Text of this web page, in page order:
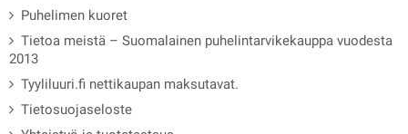
Puhelimen kuoret
Tietoa meistä – Suomalainen puhelintarvikekauppa vuodesta
2013
Tyyliluuri.fi nettikaupan maksutavat.
Tietosuojaseloste